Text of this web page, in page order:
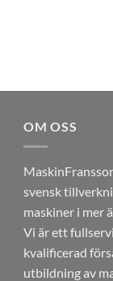
OM OSS
svensk
maskiner i mer
Vi är ett
kvalificerad
utbildning av